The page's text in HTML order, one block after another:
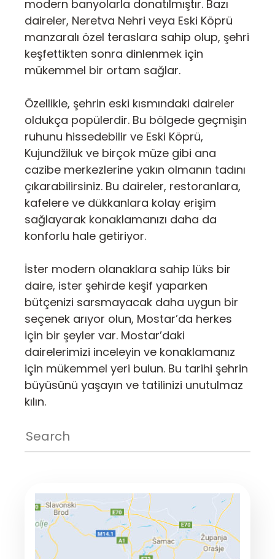
modern banyolarla donatılmıştır. Bazı
daireler, Neretva Nehri veya Eski Köprü
manzaralı özel teraslara sahip olup, şehri
keşfettikten sonra dinlenmek için
mükemmel bir ortam sağlar.
Özellikle, şehrin eski kısmındaki daireler
oldukça popülerdir. Bu bölgede geçmişin
ruhunu hissedebilir ve Eski Köprü,
Kujundžiluk ve birçok müze gibi ana
cazibe merkezlerine yakın olmanın tadını
çıkarabilirsiniz. Bu daireler, restoranlara,
kafelere ve dükkanlara kolay erişim
sağlayarak konaklamanızı daha da
konforlu hale getiriyor.
İster modern olanaklara sahip lüks bir
daire, ister şehirde keşif yaparken
bütçenizi sarsmayacak daha uygun bir
seçenek arıyor olun, Mostar’da herkes
için bir şeyler var. Mostar’daki
dairelerimizi inceleyin ve konaklamanız
için mükemmel yeri bulun. Bu tarihi şehrin
büyüsünü yaşayın ve tatilinizi unutulmaz
kılın.